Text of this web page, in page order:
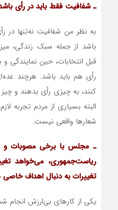
ـ شفافیت فقط باید در رأی
به نظر من شفافیت نه‌تنها در
باشد از جمله سبک زندگی،
قبل انتخابات، حین نمایندگی
رأی هم باید باشد. هرچند
کنند، به چیزی رأی بدهند و
البته بسیاری از مردم تجربه
شعارها واقعی نیست.
ـ مجلس با برخی مصوبات و
ریاست‌جمهوری، می‌خواهد
تغییرات به دنبال اهداف
یکی از کارهای بی‌ارزش انجام